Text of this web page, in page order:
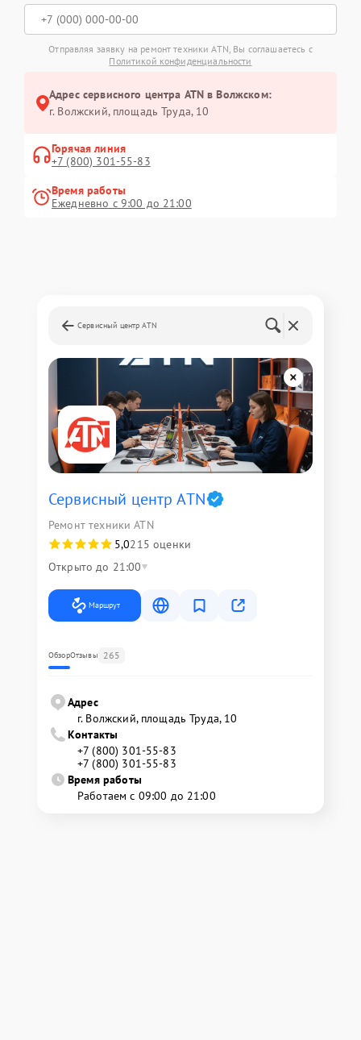
Отправляя заявку на ремонт техники ATN, Вы соглашаетесь с
Политикой конфиденциальности
Адрес сервисного центра ATN в Волжском:
г. Волжский, площадь Труда, 10
Горячая линия
+7 (800) 301-55-83
Время работы
Ежедневно с 9:00 до 21:00
Сервисный центр ATN
Сервисный центр ATN
Ремонт техники ATN
5,0215 оценки
Открыто до 21:00
Маршрут
ОбзорОтзывы 265
Адрес
г. Волжский, площадь Труда, 10
Контакты
+7 (800) 301-55-83
+7 (800) 301-55-83
Время работы
Работаем с 09:00 до 21:00